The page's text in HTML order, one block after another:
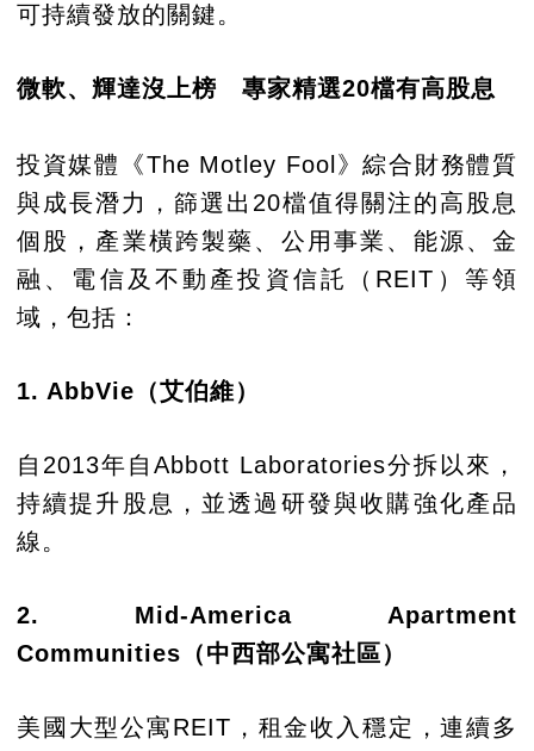
可持續發放的關鍵。
微軟、輝達沒上榜 專家精選20檔有高股息
投資媒體《The Motley Fool》綜合財務體質
與成長潛力，篩選出20檔值得關注的高股息
個股，產業橫跨製藥、公用事業、能源、金
融、電信及不動產投資信託（REIT）等領
域，包括：
1. AbbVie（艾伯維）
自2013年自Abbott Laboratories分拆以來，
持續提升股息，並透過研發與收購強化產品
線。
2. Mid-America Apartment
Communities（中西部公寓社區）
美國大型公寓REIT，租金收入穩定，連續多